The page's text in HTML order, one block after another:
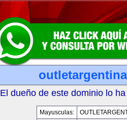
El dueño de este dominio lo
Mayusculas: